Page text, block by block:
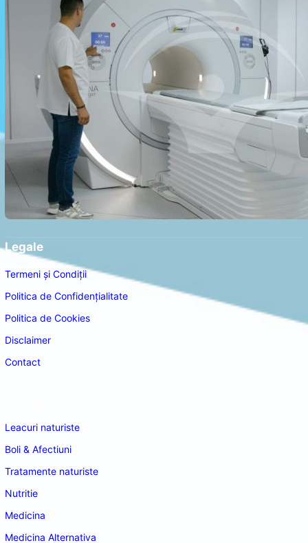
Legale
Termeni și Condiții
Politica de Confidențialitate
Politica de Cookies
Disclaimer
Contact
Leacuri naturiste
Boli & Afectiuni
Tratamente naturiste
Nutritie
Medicina
Medicina Alternativa